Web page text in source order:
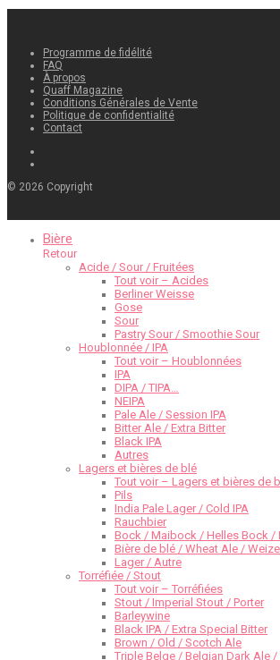
Programme de fidélité
FAQ
À propos
Quaff Magazine
Conditions Générales de Vente
Politique de confidentialité
Contact
© 2026 Copyright
Bière
Retour
Acide / Sour / Fruitées
Tout voir – Acides
Berliner Weisse
Gose
Sour
Pastry Sour / Smoothie Sour
Houblonnée / IPA
Tout voir – Houblonnées
IPA
DIPA / TIPA…
NEIPA
Pale Ale / Session IPA
Bitter Ale / Extra Bitter
Black IPA
Autres
Lagers et bières de blé
Tout voir – Lagers et bières de
Pils
India Pale Lager / Cold IPA
Rauchbier
Bock / Maibock / Helles Bock /
Bière de blé / Wheat Ale /
Lager / Autre
Torréfiée / Stout
Tout voir – Torréfiées
Stout / Imperial Stout / Porter
Barleywine
Black IPA / Extra Special Bitter
Brown / Old / Scotch Ale
Triple Belge / Belgian Dark Ale /